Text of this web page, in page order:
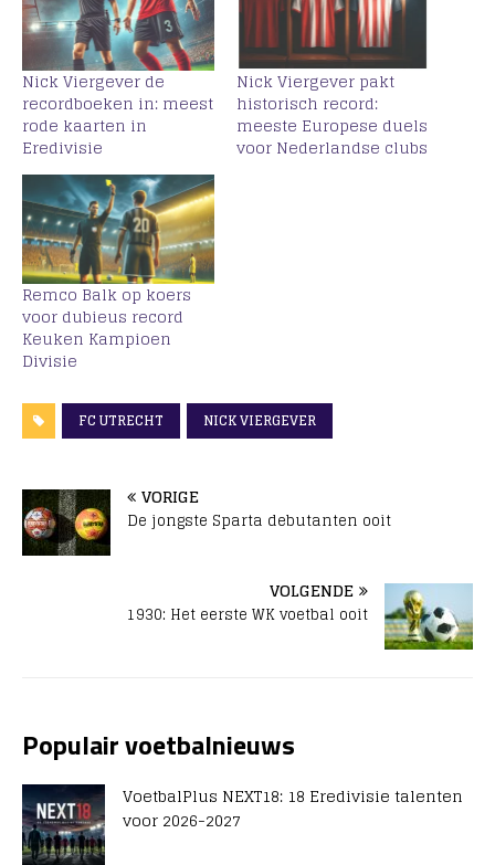
Nick Viergever de
recordboeken in: meest
rode kaarten in
Eredivisie
Nick Viergever pakt
historisch record:
meeste Europese duels
voor Nederlandse clubs
Remco Balk op koers
voor dubieus record
Keuken Kampioen
Divisie
FC UTRECHT NICK VIERGEVER
VORIGE
De jongste Sparta debutanten ooit
VOLGENDE
1930: Het eerste WK voetbal ooit
Populair voetbalnieuws
VoetbalPlus NEXT18: 18 Eredivisie talenten
voor 2026-2027